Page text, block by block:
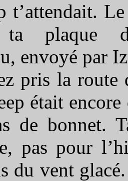
t’attendait.
ta plaque
envoyé par
pris la
était
de bonnet.
pas pour
du vent